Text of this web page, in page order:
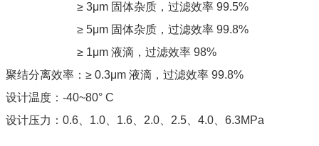
≥ 3μm 固体杂质，过滤效率 99.5%
≥ 5μm 固体杂质，过滤效率 99.8%
≥ 1μm 液滴，过滤效率 98%
聚结分离效率：≥ 0.3μm 液滴，过滤效率 99.8%
设计温度：-40~80° C
设计压力：0.6、1.0、1.6、2.0、2.5、4.0、6.3MPa